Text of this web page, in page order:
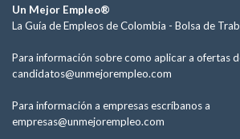
Un Mejor Empleo®
La Guía de Empleos de Colombia - Bolsa de
Para información sobre como aplicar a ofertas
candidatos@unmejorempleo.com
Para información a empresas escríbanos a
empresas@unmejorempleo.com